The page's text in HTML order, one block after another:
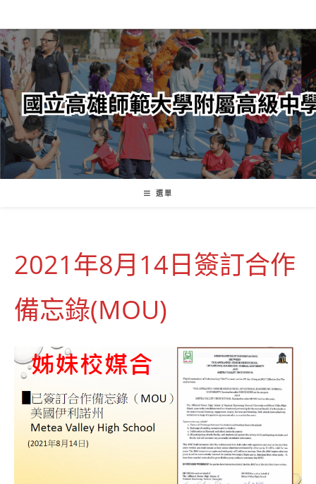
轉
至
主
內
容
選單
2021年8月14日簽訂合作
備忘錄(MOU)